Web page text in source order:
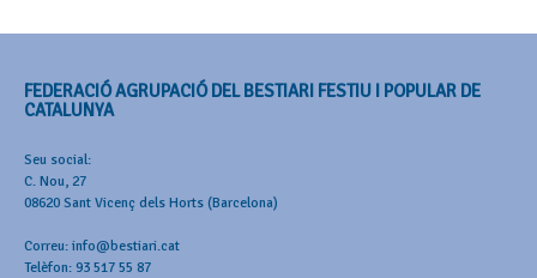
FEDERACIÓ AGRUPACIÓ DEL BESTIARI FESTIU I POPULAR DE
CATALUNYA
Seu social:
C. Nou, 27
08620 Sant Vicenç dels Horts (Barcelona)
Correu: info@bestiari.cat
Telèfon: 93 517 55 87